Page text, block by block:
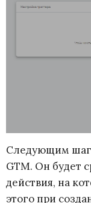
Следующим
GTM. Он будет
действия, на
этого при